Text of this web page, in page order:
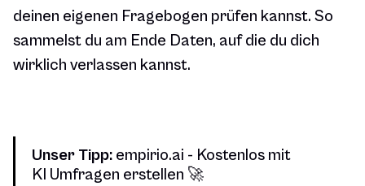
deinen eigenen Fragebogen prüfen kannst. So
sammelst du am Ende Daten, auf die du dich
wirklich verlassen kannst.
Unser Tipp: empirio.ai - Kostenlos mit
KI Umfragen erstellen 🚀